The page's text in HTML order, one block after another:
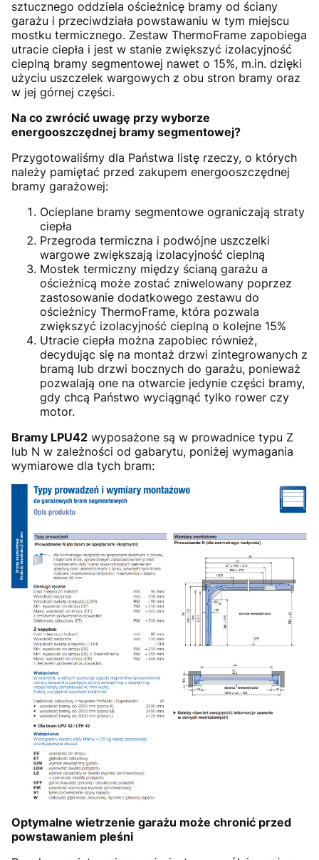
sztucznego oddziela ościeżnicę bramy od ściany
garażu i przeciwdziała powstawaniu w tym miejscu
mostku termicznego. Zestaw ThermoFrame zapobiega
utracie ciepła i jest w stanie zwiększyć izolacyjność
cieplną bramy segmentowej nawet o 15%, m.in. dzięki
użyciu uszczelek wargowych z obu stron bramy oraz
w jej górnej części.
Na co zwrócić uwagę przy wyborze
energooszczędnej bramy segmentowej?
Przygotowaliśmy dla Państwa listę rzeczy, o których
należy pamiętać przed zakupem energooszczędnej
bramy garażowej:
Ocieplane bramy segmentowe ograniczają straty
ciepła
Przegroda termiczna i podwójne uszczelki
wargowe zwiększają izolacyjność cieplną
Mostek termiczny między ścianą garażu a
ościeżnicą może zostać zniwelowany poprzez
zastosowanie dodatkowego zestawu do
ościeżnicy ThermoFrame, która pozwala
zwiększyć izolacyjność cieplną o kolejne 15%
Utracie ciepła można zapobiec również,
decydując się na montaż drzwi zintegrowanych z
bramą lub drzwi bocznych do garażu, ponieważ
pozwalają one na otwarcie jedynie części bramy,
gdy chcą Państwo wyciągnąć tylko rower czy
motor.
Bramy LPU42 wyposażone są w prowadnice typu Z
lub N w zależności od gabarytu, poniżej wymagania
wymiarowe dla tych bram:
Optymalne wietrzenie garażu może chronić przed
powstawaniem pleśni